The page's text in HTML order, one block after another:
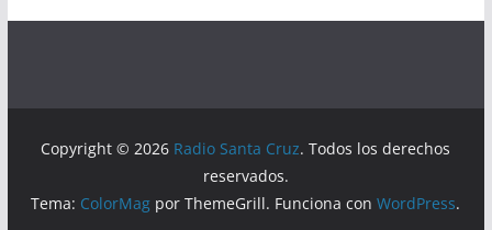
Copyright © 2026 Radio Santa Cruz. Todos los derechos
reservados.
Tema: ColorMag por ThemeGrill. Funciona conWordPress.